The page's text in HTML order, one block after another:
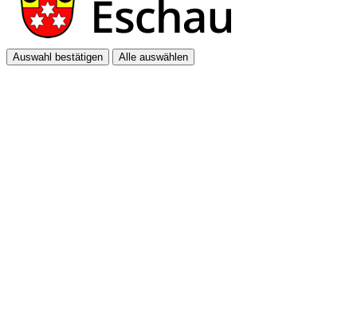
Auswahl bestätigen Alle auswählen